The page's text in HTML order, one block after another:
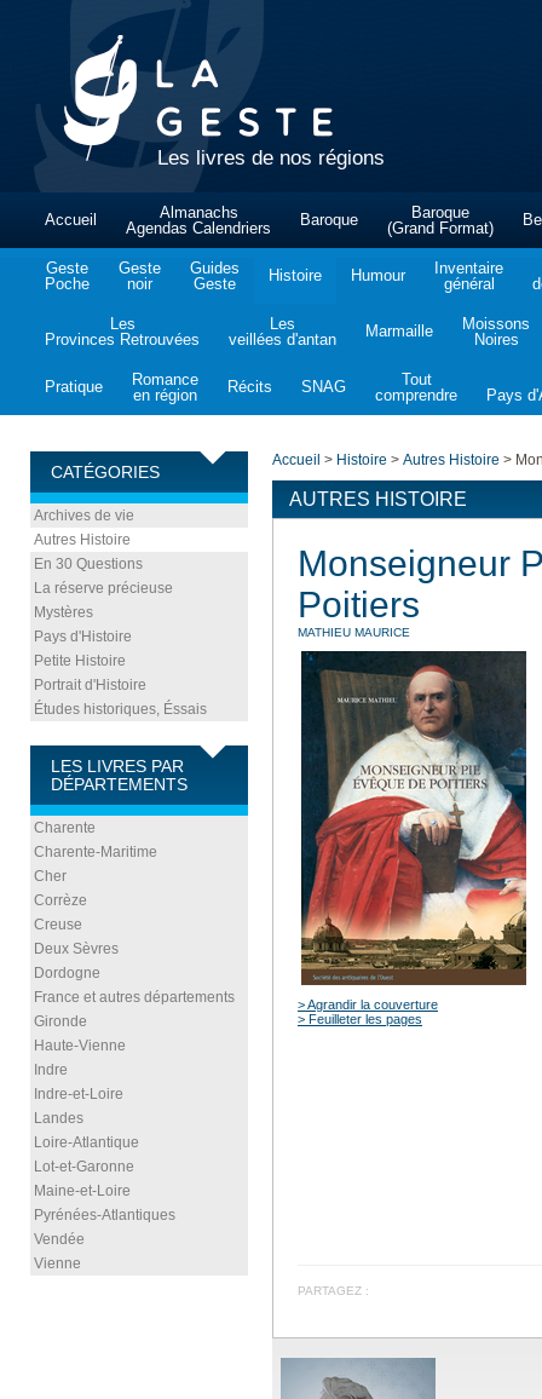
Les livres de nos régions
Accueil
Almanachs
Agendas Calendriers
Baroque
Baroque
(Grand Format)
Geste
Poche
Geste
noir
Guides
Geste
Histoire Humour
Inventaire
général
Les
Provinces Retrouvées
Les
veillées d'antan
Marmaille
Moissons
Noires
Pratique
Romance
en région
Récits SNAG
Tout
comprendre
Pays
CATÉGORIES
Archives de vie
Autres Histoire
En 30 Questions
La réserve précieuse
Mystères
Pays d'Histoire
Petite Histoire
Portrait d'Histoire
Études historiques, Éssais
LES LIVRES PAR
DÉPARTEMENTS
Charente
Charente-Maritime
Cher
Corrèze
Creuse
Deux Sèvres
Dordogne
France et autres départements
Gironde
Haute-Vienne
Indre
Indre-et-Loire
Landes
Loire-Atlantique
Lot-et-Garonne
Maine-et-Loire
Pyrénées-Atlantiques
Vendée
Vienne
Accueil > Histoire > Autres Histoire >
AUTRES HISTOIRE
Monseigneur
Poitiers
MATHIEU MAURICE
> Agrandir la couverture
> Feuilleter les pages
PARTAGEZ :